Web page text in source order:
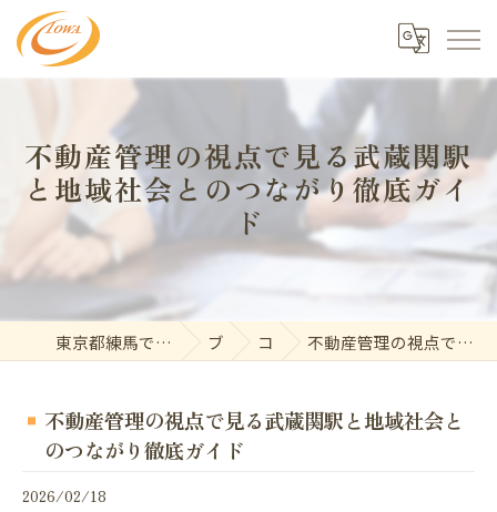
不動産管理の視点で見る武蔵関駅
と地域社会とのつながり徹底ガイ
ド
東京都練馬で不動産の求人なら東和開発株式会社 ブログ コラム 不動産管理の視点で見る武蔵関駅と地域社会とのつながり徹底ガイド
不動産管理の視点で見る武蔵関駅と地域社会と
のつながり徹底ガイド
2026/02/18